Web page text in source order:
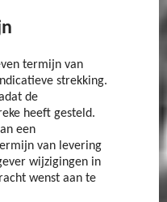
termijn van
strekking.
de
heeft gesteld.
een
van levering
wijzigingen in
wenst aan te